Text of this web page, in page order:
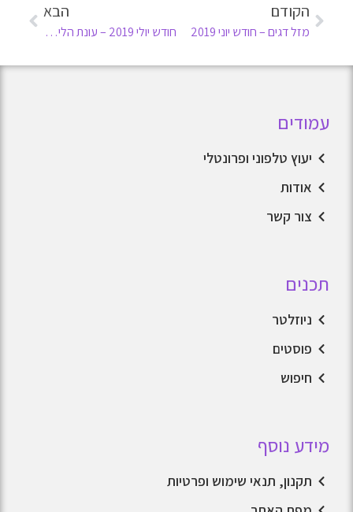
הקודם
מזל דגים – חודש יוני 2019
הבא
חודש יולי 2019 – עונת הליקויים
עמודים
יעוץ טלפוני ופרונטלי
אודות
צור קשר
תכנים
ניוזלטר
פוסטים
חיפוש
מידע נוסף
תקנון, תנאי שימוש ופרטיות